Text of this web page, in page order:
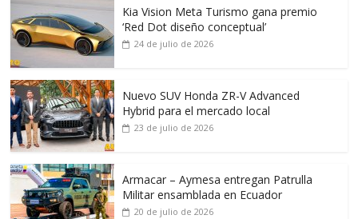
Kia Vision Meta Turismo gana premio
‘Red Dot diseño conceptual’
24 de julio de 2026
Nuevo SUV Honda ZR-V Advanced
Hybrid para el mercado local
23 de julio de 2026
Armacar – Aymesa entregan Patrulla
Militar ensamblada en Ecuador
20 de julio de 2026